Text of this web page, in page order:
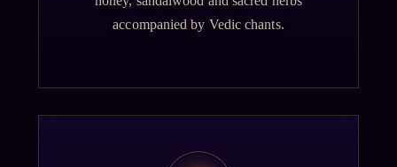
accompanied by Vedic chants.